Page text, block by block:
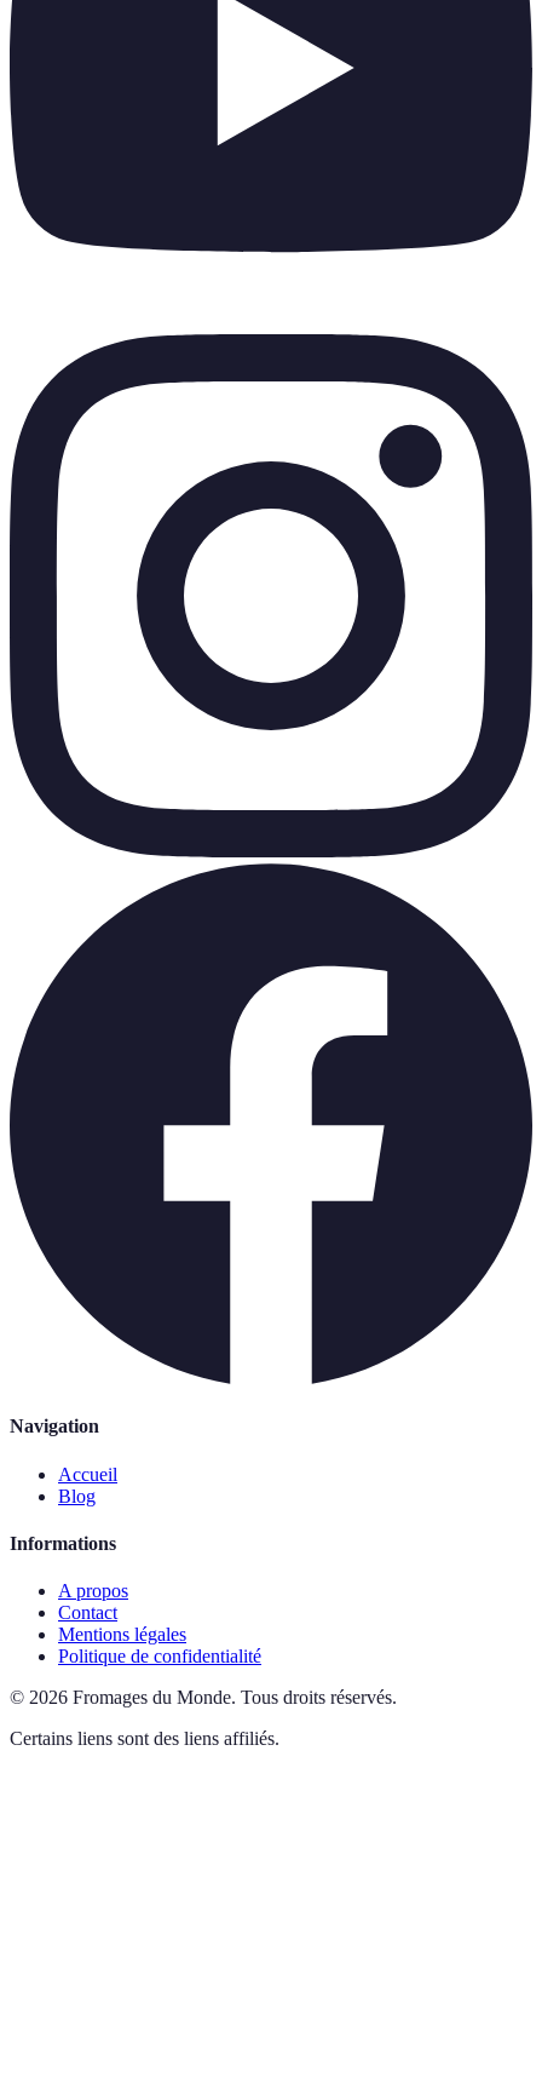
Navigation
Accueil
Blog
Informations
A propos
Contact
Mentions légales
Politique de confidentialité
© 2026 Fromages du Monde. Tous droits réservés.
Certains liens sont des liens affiliés.